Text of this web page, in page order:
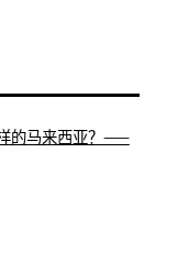
的马来西亚？——